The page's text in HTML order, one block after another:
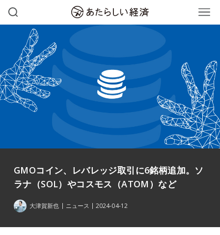
GMOコイン、レバレッジ取引に6銘柄追加。ソ
ラナ（SOL）やコスモス（ATOM）など
大津賀新也 ニュース 2024-04-12